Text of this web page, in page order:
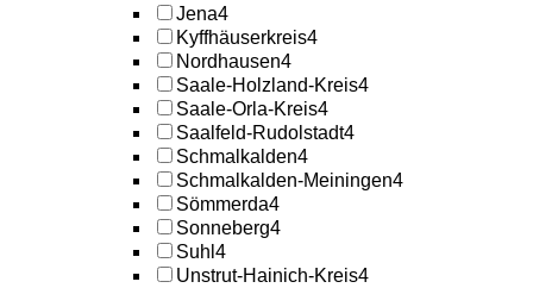
Jena4
Kyffhäuserkreis4
Nordhausen4
Saale-Holzland-Kreis4
Saale-Orla-Kreis4
Saalfeld-Rudolstadt4
Schmalkalden4
Schmalkalden-Meiningen4
Sömmerda4
Sonneberg4
Suhl 4
Unstrut-Hainich-Kreis4